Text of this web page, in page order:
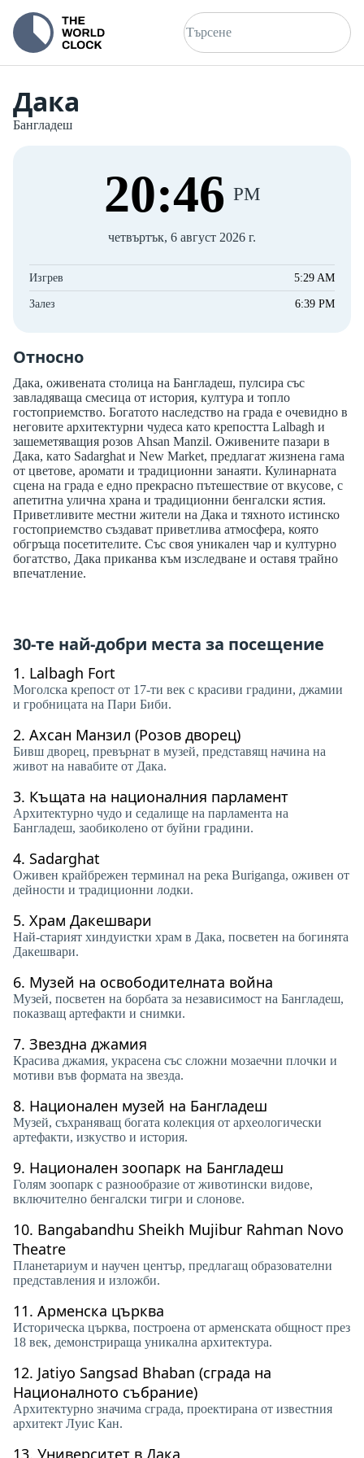
Дака
Бангладеш
20:46 PM
четвъртък, 6 август 2026 г.
Изгрев 5:29 AM
Залез 6:39 PM
Относно
Дака, оживената столица на Бангладеш, пулсира със
завладяваща смесица от история, култура и топло
гостоприемство. Богатото наследство на града е очевидно в
неговите архитектурни чудеса като крепостта Lalbagh и
зашеметяващия розов Ahsan Manzil. Оживените пазари в
Дака, като Sadarghat и New Market, предлагат жизнена гама
от цветове, аромати и традиционни занаяти. Кулинарната
сцена на града е едно прекрасно пътешествие от вкусове, с
апетитна улична храна и традиционни бенгалски ястия.
Приветливите местни жители на Дака и тяхното истинско
гостоприемство създават приветлива атмосфера, която
обгръща посетителите. Със своя уникален чар и културно
богатство, Дака приканва към изследване и оставя трайно
впечатление.
30-те най-добри места за посещение
1. Lalbagh Fort
Моголска крепост от 17-ти век с красиви градини, джамии
и гробницата на Пари Биби.
2. Ахсан Манзил (Розов дворец)
Бивш дворец, превърнат в музей, представящ начина на
живот на навабите от Дака.
3. Къщата на националния парламент
Архитектурно чудо и седалище на парламента на
Бангладеш, заобиколено от буйни градини.
4. Sadarghat
Оживен крайбрежен терминал на река Buriganga, оживен от
дейности и традиционни лодки.
5. Храм Дакешвари
Най-старият хиндуистки храм в Дака, посветен на богинята
Дакешвари.
6. Музей на освободителната война
Музей, посветен на борбата за независимост на Бангладеш,
показващ артефакти и снимки.
7. Звездна джамия
Красива джамия, украсена със сложни мозаечни плочки и
мотиви във формата на звезда.
8. Национален музей на Бангладеш
Музей, съхраняващ богата колекция от археологически
артефакти, изкуство и история.
9. Национален зоопарк на Бангладеш
Голям зоопарк с разнообразие от животински видове,
включително бенгалски тигри и слонове.
10. Bangabandhu Sheikh Mujibur Rahman Novo
Theatre
Планетариум и научен център, предлагащ образователни
представления и изложби.
11. Арменска църква
Историческа църква, построена от арменската общност през
18 век, демонстрираща уникална архитектура.
12. Jatiyo Sangsad Bhaban (сграда на
Националното събрание)
Архитектурно значима сграда, проектирана от известния
архитект Луис Кан.
13. Университет в Дака